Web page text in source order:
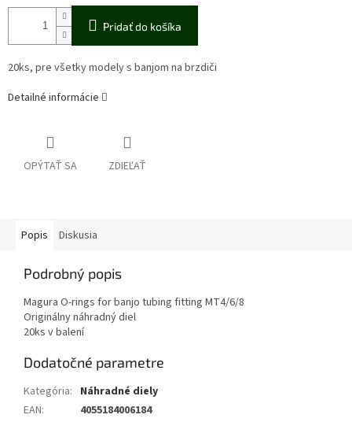
Pridať do košíka
20ks, pre všetky modely s banjom na brzdiči
Detailné informácie
OPÝTAŤ SA ZDIEĽAŤ
Popis Diskusia
Podrobný popis
Magura O-rings for banjo tubing fitting MT4/6/8
Originálny náhradný diel
20ks v balení
Dodatočné parametre
Kategória: Náhradné diely
EAN: 4055184006184